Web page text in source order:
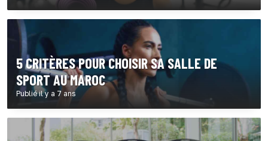
5 CRITÈRES POUR CHOISIR SA SALLE DE
SPORT AU MAROC
Publié il y a 7 ans